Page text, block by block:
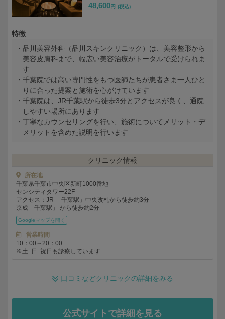
48,600円 (税込)
特徴
品川美容外科（品川スキンクリニック）は、美容整形から
美容皮膚科まで、幅広い美容治療がトータルで受けられま
す
千葉院では高い専門性をもつ医師たちが患者さま一人ひと
りに合った提案と施術を心がけています
千葉院は、JR千葉駅から徒歩3分とアクセスが良く、通院
しやすい場所にあります
丁寧なカウンセリングを行い、施術についてメリット・デ
メリットを含めた説明を行います
クリニック情報
所在地
千葉県千葉市中央区新町1000番地
センシティタワー22F
アクセス：JR 「千葉駅」中央改札から徒歩約3分
京成「千葉駅」 から徒歩約2分
Googleマップを
営業時間
10：00～20：00
※土･日･祝日も診療しています
口コミなどクリニックの詳細をみる
公式サイトで詳細を見る